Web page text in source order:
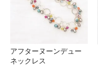
アフターヌーンデュー
ネックレス